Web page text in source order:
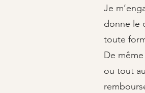
Je
donne le
toute
De
ou tout